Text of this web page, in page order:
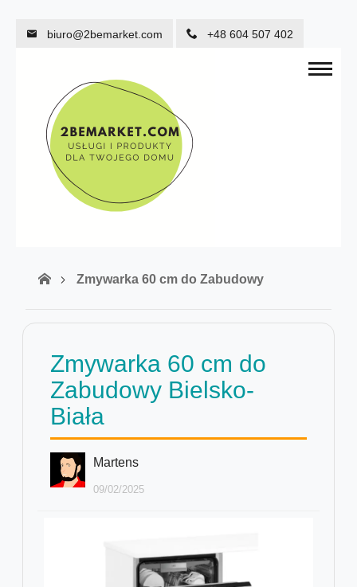
biuro@2bemarket.com +48 604 507 402
Zmywarka 60 cm do Zabudowy
Zmywarka 60 cm do
Zabudowy Bielsko-
Biała
Martens
09/02/2025